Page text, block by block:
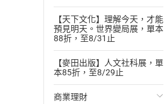
【天下文化】理解今天，才能
預見明天。世界變局展，單本
88折，至8/31止
【麥田出版】人文社科展，單
本85折，至8/29止
商業理財